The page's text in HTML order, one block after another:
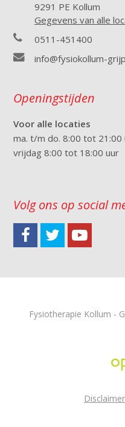
9291 PE Kollum
Gegevens van alle
0511-451400
info@fysiokollum-
Openingstijden
Voor alle locaties
ma. t/m do. 8:00 tot 21:00
vrijdag 8:00 tot 18:00 uur
Volg ons op social
Fysiotherapie Kollum -
Disclaimer